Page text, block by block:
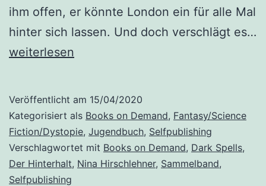
ihm offen, er könnte London ein für alle Mal
hinter sich lassen. Und doch verschlägt es…
„Dark
2:
Der
Hinterhalt“
von
weiterlesen
Veröffentlicht am 15/04/2020
Kategorisiert als Books on Demand, Fantasy/Science
Fiction/Dystopie, Jugendbuch, Selfpublishing
Verschlagwortet mit Books on Demand, Dark Spells,
Der Hinterhalt, Nina Hirschlehner, Sammelband,
Selfpublishing